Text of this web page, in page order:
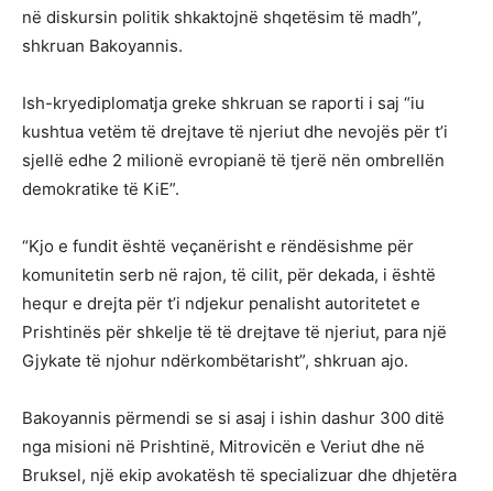
në diskursin politik shkaktojnë shqetësim të madh”,
shkruan Bakoyannis.
Ish-kryediplomatja greke shkruan se raporti i saj “iu
kushtua vetëm të drejtave të njeriut dhe nevojës për t’i
sjellë edhe 2 milionë evropianë të tjerë nën ombrellën
demokratike të KiE”.
“Kjo e fundit është veçanërisht e rëndësishme për
komunitetin serb në rajon, të cilit, për dekada, i është
hequr e drejta për t’i ndjekur penalisht autoritetet e
Prishtinës për shkelje të të drejtave të njeriut, para një
Gjykate të njohur ndërkombëtarisht”, shkruan ajo.
Bakoyannis përmendi se si asaj i ishin dashur 300 ditë
nga misioni në Prishtinë, Mitrovicën e Veriut dhe në
Bruksel, një ekip avokatësh të specializuar dhe dhjetëra